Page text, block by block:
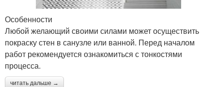
Особенности
Любой желающий своими силами может осуществить
покраску стен в санузле или ванной. Перед началом
работ рекомендуется ознакомиться с тонкостями
процесса.
читать дальше →